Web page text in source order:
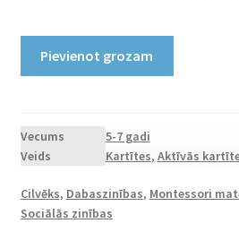
“Cilvēks””
daudzums
Pievienot grozam
Vecums
5-7 gadi
Veids
Kartītes, Aktīvās
Cilvēks, Dabaszinības, Montessori
Sociālās zinības